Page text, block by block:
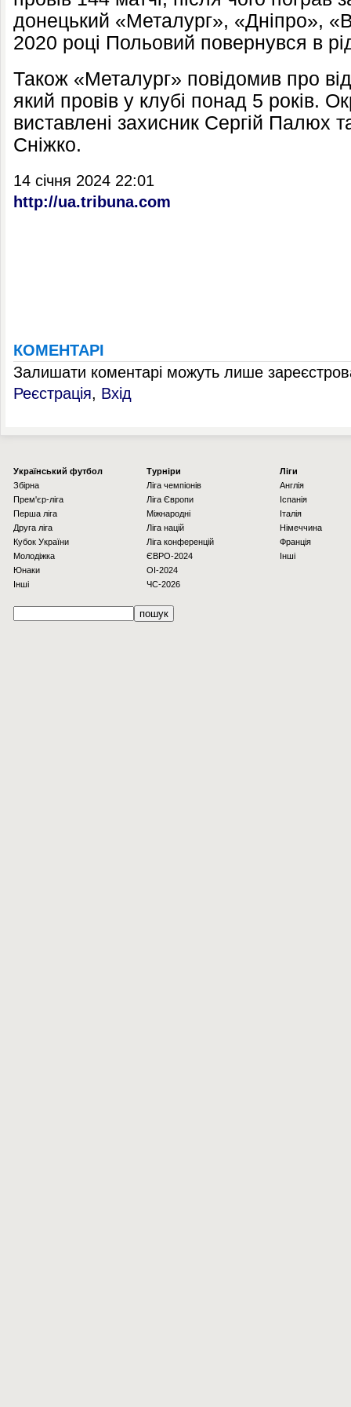
донецький «Металург», «Дніпро»,
2020 році Польовий повернувся в
Також «Металург» повідомив про
який провів у клубі понад 5 років.
виставлені захисник Сергій Палюх
Сніжко.
14 січня 2024 22:01
http://ua.tribuna.com
КОМЕНТАРІ
Залишати коментарі можуть лише
Реєстрація, Вхід
Українcький футбол
Збірна
Прем'єр-ліга
Перша ліга
Друга ліга
Кубок України
Молодіжка
Юнаки
Інші
Турніри
Ліга чемпіонів
Ліга Європи
Міжнародні
Ліга націй
Ліга конференцій
ЄВРО-2024
OI-2024
ЧС-2026
Ліги
Англія
Іспанія
Італія
Німеччина
Франція
Інші